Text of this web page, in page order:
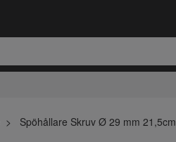
Spöhållare Skruv Ø 29 mm 21,5cm